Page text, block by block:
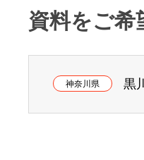
資料をご希
神奈川県 黒